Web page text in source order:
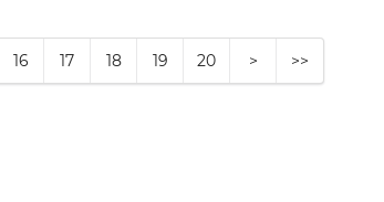
16 17 18 19 20 > >>